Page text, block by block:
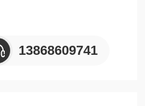
13868609741